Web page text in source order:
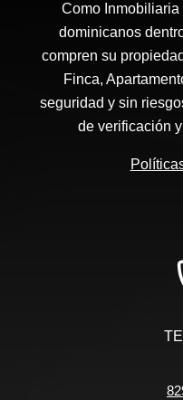
Como
dominicanos
compren su
Finca,
seguridad y sin
de verificación